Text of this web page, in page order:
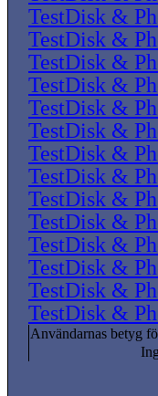
TestDisk &
TestDisk &
TestDisk &
TestDisk &
TestDisk &
TestDisk &
TestDisk &
TestDisk &
TestDisk &
TestDisk &
TestDisk &
TestDisk &
TestDisk &
TestDisk &
Användarnas betyg